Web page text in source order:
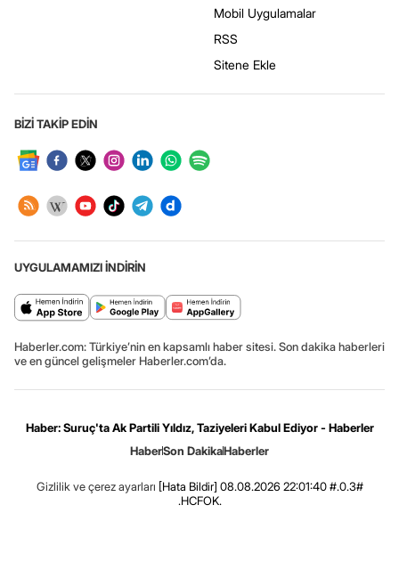
Mobil Uygulamalar
RSS
Sitene Ekle
BİZİ TAKİP EDİN
UYGULAMAMIZI İNDİRİN
Haberler.com: Türkiye’nin en kapsamlı haber sitesi. Son dakika haberleri
ve en güncel gelişmeler Haberler.com’da.
Haber: Suruç'ta Ak Partili Yıldız, Taziyeleri Kabul Ediyor - Haberler
HaberSon DakikaHaberler
Gizlilik ve çerez ayarları [Hata Bildir] 08.08.2026 22:01:40 #.0.3#
.HCFOK.